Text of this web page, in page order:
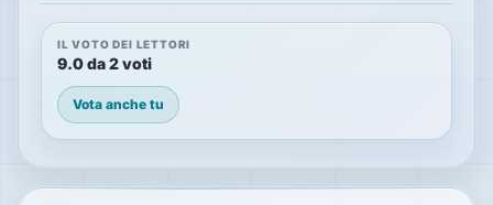
IL VOTO DEI LETTORI
9.0 da 2 voti
Vota anche tu